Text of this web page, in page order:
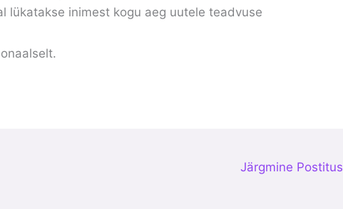
lükatakse inimest kogu aeg uutele teadvuse
Järgmine Postitus